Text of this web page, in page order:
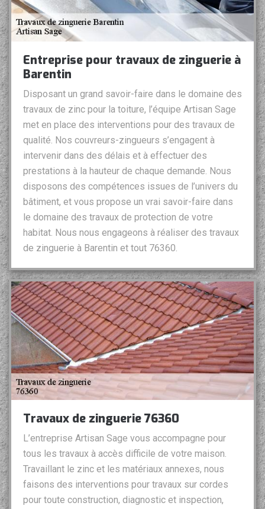
Entreprise pour travaux de zinguerie à
Barentin
Disposant un grand savoir-faire dans le domaine des
travaux de zinc pour la toiture, l’équipe Artisan Sage
met en place des interventions pour des travaux de
qualité. Nos couvreurs-zingueurs s’engagent à
intervenir dans des délais et à effectuer des
prestations à la hauteur de chaque demande. Nous
disposons des compétences issues de l’univers du
bâtiment, et vous propose un vrai savoir-faire dans
le domaine des travaux de protection de votre
habitat. Nous nous engageons à réaliser des travaux
de zinguerie à Barentin et tout 76360.
Travaux de zinguerie 76360
L’entreprise Artisan Sage vous accompagne pour
tous les travaux à accès difficile de votre maison.
Travaillant le zinc et les matériaux annexes, nous
faisons des interventions pour travaux sur cordes
pour toute construction, diagnostic et inspection,